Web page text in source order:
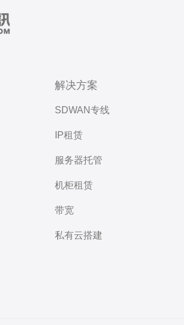
解决方案
SDWAN专线
IP租赁
服务器托管
机柜租赁
带宽
私有云搭建